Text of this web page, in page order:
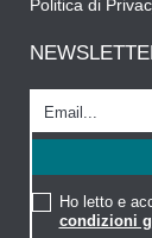
Politica di
Ho letto e
condizioni